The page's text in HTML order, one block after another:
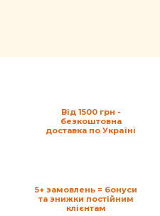
Від 1500 грн -
безкоштовна
доставка по Україні
5+ замовлень = бонуси
та знижки постійним
клієнтам